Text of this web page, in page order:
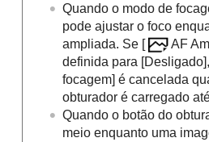
Quando o modo de
pode ajustar o foco
ampliada. Se [ AF
definida para [Desligado]
focagem] é cancelada
obturador é carregado
Quando o botão do
meio enquanto uma